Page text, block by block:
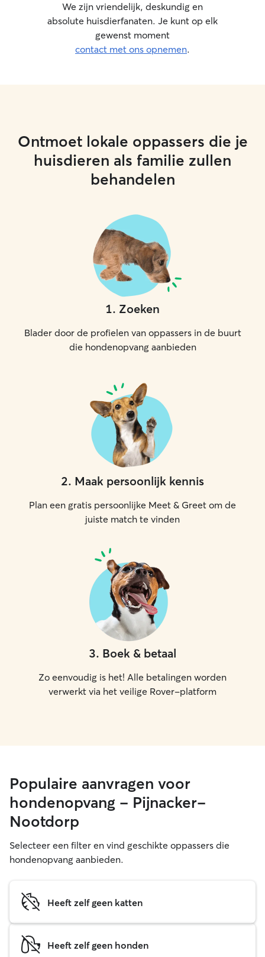
We zijn vriendelijk, deskundig en
absolute huisdierfanaten. Je kunt op elk
gewenst moment
contact met ons opnemen.
Ontmoet lokale oppassers die je
huisdieren als familie zullen
behandelen
1. Zoeken
Blader door de profielen van oppassers in de buurt
die hondenopvang aanbieden
2. Maak persoonlijk kennis
Plan een gratis persoonlijke Meet & Greet om de
juiste match te vinden
3. Boek & betaal
Zo eenvoudig is het! Alle betalingen worden
verwerkt via het veilige Rover-platform
Populaire aanvragen voor
hondenopvang - Pijnacker-
Nootdorp
Selecteer een filter en vind geschikte oppassers die
hondenopvang aanbieden.
Heeft zelf geen katten
Heeft zelf geen honden